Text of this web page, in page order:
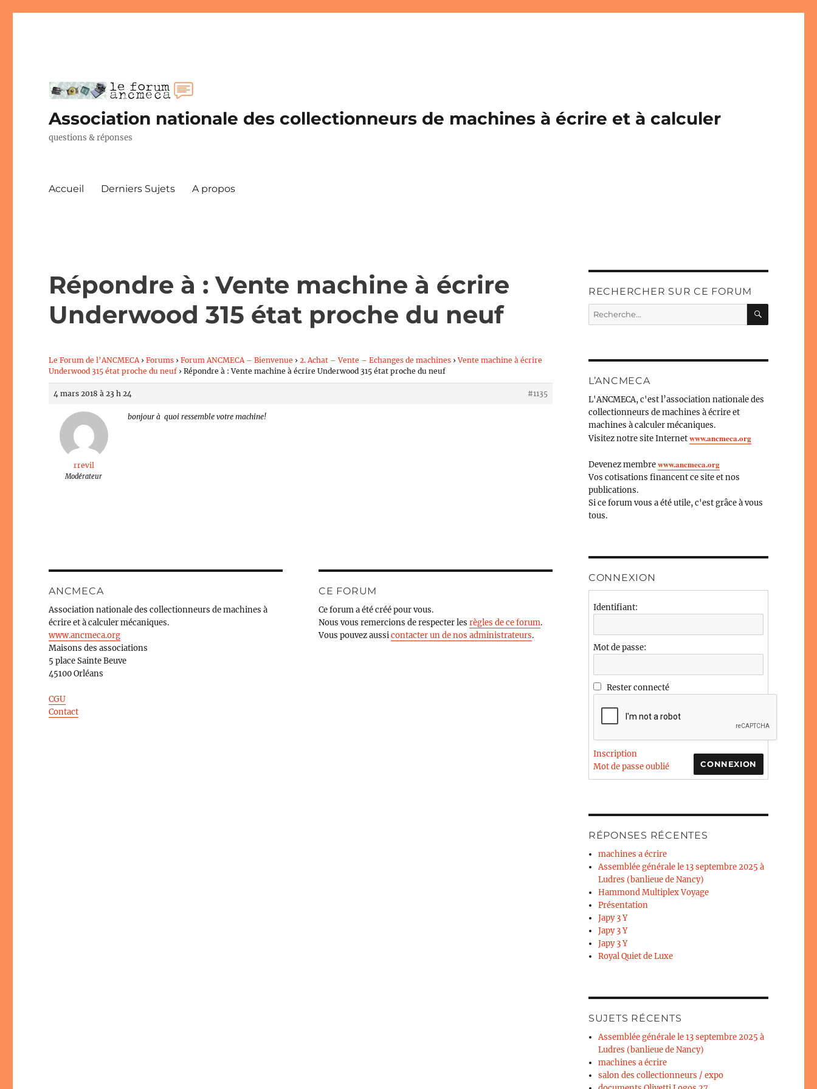
Association nationale des collectionneurs de machines à écrire et à calculer
questions & réponses
Accueil Derniers Sujets A propos
Répondre à : Vente machine à écrire
Underwood 315 état proche du neuf
Le Forum de l’ANCMECA › Forums › Forum ANCMECA – Bienvenue › 2. Achat – Vente – Echanges de machines › Vente machine à écrire
Underwood 315 état proche du neuf › Répondre à : Vente machine à écrire Underwood 315 état proche du neuf
4 mars 2018 à 23 h 24 #1135
rrevil
Modérateur
bonjour à quoi ressemble votre machine!
ANCMECA
Association nationale des collectionneurs de machines à
écrire et à calculer mécaniques.
www.ancmeca.org
Maisons des associations
5 place Sainte Beuve
45100 Orléans
CGU
Contact
CE FORUM
Ce forum a été créé pour vous.
Nous vous remercions de respecter lesrègles de ce forum.
Vous pouvez aussicontacter un de nos administrateurs.
RECHERCHER SUR CE FORUM
Recherche
pour :
L’ANCMECA
L'ANCMECA, c'est l’association nationale des
collectionneurs de machines à écrire et
machines à calculer mécaniques.
Visitez notre site Internetwww.ancmeca.org
Devenez membrewww.ancmeca.org
Vos cotisations financent ce site et nos
publications.
Si ce forum vous a été utile, c'est grâce à vous
tous.
CONNEXION
Identifiant:
Mot de passe:
Rester connecté
CONNEXION
Inscription
Mot de passe oublié
RÉPONSES RÉCENTES
machines a écrire
Assemblée générale le 13 septembre 2025 à
Ludres (banlieue de Nancy)
Hammond Multiplex Voyage
Présentation
Japy 3 Y
Japy 3 Y
Japy 3 Y
Royal Quiet de Luxe
SUJETS RÉCENTS
Assemblée générale le 13 septembre 2025 à
Ludres (banlieue de Nancy)
machines a écrire
salon des collectionneurs / expo